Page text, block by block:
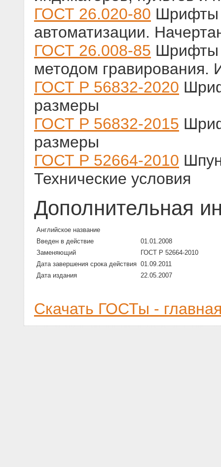
ГОСТ 26.020-80 Шрифты
автоматизации.
ГОСТ 26.008-85 Шрифты
методом гравирования.
ГОСТ Р 56832-2020
размеры
ГОСТ Р 56832-2015
размеры
ГОСТ Р 52664-2010
Технические условия
Дополнительная
Английское название
Введен в действие
01.01.2008
Заменяющий
ГОСТ Р 52664-2010
Дата завершения срока действия 01.09.2011
Дата издания
22.05.2007
Скачать ГОСТы -